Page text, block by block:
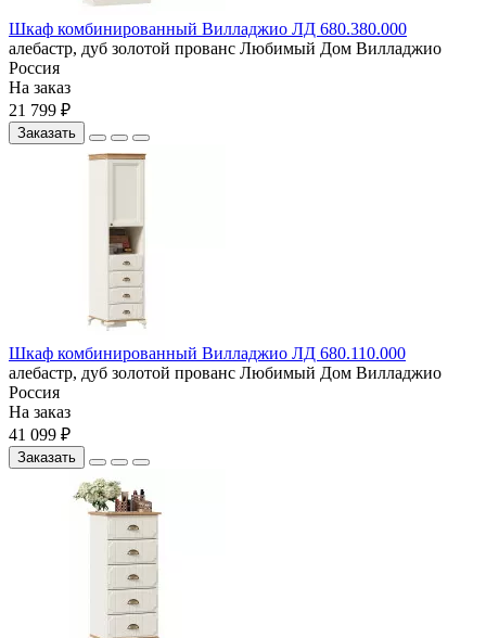
Шкаф комбинированный Вилладжио ЛД 680.380.000
алебастр, дуб золотой прованс Любимый Дом Вилладжио
Россия
На заказ
21 799 ₽
Заказать
Шкаф комбинированный Вилладжио ЛД 680.110.000
алебастр, дуб золотой прованс Любимый Дом Вилладжио
Россия
На заказ
41 099 ₽
Заказать